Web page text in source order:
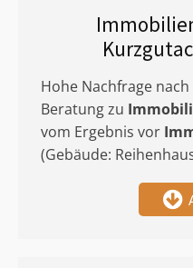
Hohe Nachfrage nach
Beratung zu
vom Ergebnis vor
(Gebäude: